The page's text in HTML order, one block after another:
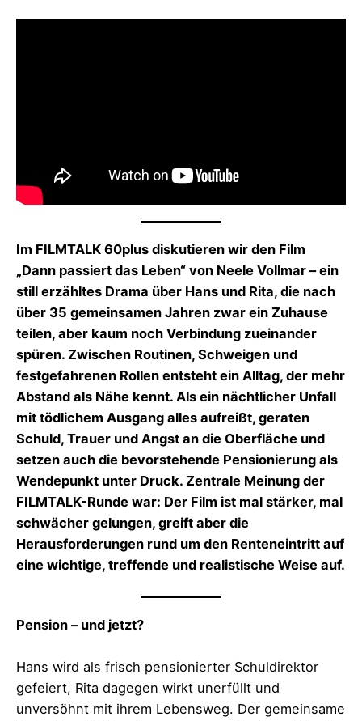
Im FILMTALK 60plus diskutieren wir den Film
„Dann passiert das Leben“ von Neele Vollmar – ein
still erzähltes Drama über Hans und Rita, die nach
über 35 gemeinsamen Jahren zwar ein Zuhause
teilen, aber kaum noch Verbindung zueinander
spüren. Zwischen Routinen, Schweigen und
festgefahrenen Rollen entsteht ein Alltag, der mehr
Abstand als Nähe kennt. Als ein nächtlicher Unfall
mit tödlichem Ausgang alles aufreißt, geraten
Schuld, Trauer und Angst an die Oberfläche und
setzen auch die bevorstehende Pensionierung als
Wendepunkt unter Druck. Zentrale Meinung der
FILMTALK-Runde war: Der Film ist mal stärker, mal
schwächer gelungen, greift aber die
Herausforderungen rund um den Renteneintritt auf
eine wichtige, treffende und realistische Weise auf.
Pension – und jetzt?
Hans wird als frisch pensionierter Schuldirektor
gefeiert, Rita dagegen wirkt unerfüllt und
unversöhnt mit ihrem Lebensweg. Der gemeinsame